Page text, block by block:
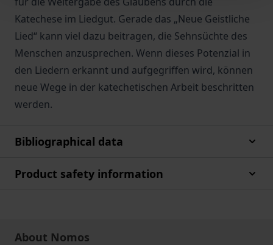
Katechese im Liedgut. Gerade das „Neue Geistliche
Lied“ kann viel dazu beitragen, die Sehnsüchte des
Menschen anzusprechen. Wenn dieses Potenzial in
den Liedern erkannt und aufgegriffen wird, können
neue Wege in der katechetischen Arbeit beschritten
werden.
Bibliographical data
Product safety information
About Nomos